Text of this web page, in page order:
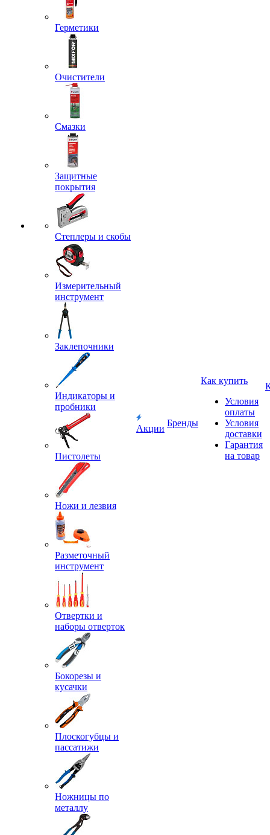
Герметики
Очистители
Смазки
Защитные
покрытия
Степлеры и скобы
Измерительный
инструмент
Заклепочники
Индикаторы и
пробники
Пистолеты
Ножи и лезвия
Разметочный
инструмент
Отвертки и
наборы отверток
Бокорезы и
кусачки
Плоскогубцы и
пассатижи
Ножницы по
металлу
Акции
Бренды
Как купить
Условия
оплаты
Условия
доставки
Гарантия
на товар